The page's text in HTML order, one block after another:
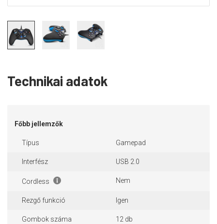
Technikai adatok
Főbb jellemzők
Típus Gamepad
Interfész USB 2.0
Cordless Nem
Rezgő funkció Igen
Gombok száma 12 db